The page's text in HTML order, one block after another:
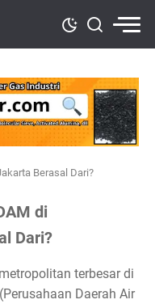
Berasal Dari?
di
Dari?
terbesar di
Daerah Air